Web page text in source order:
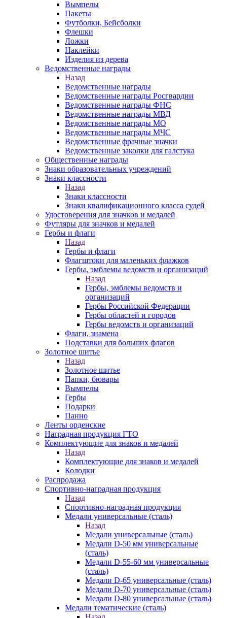
Вымпелы
Пакеты
Футболки, Бейсболки
Флешки
Ложки
Наклейки
Изделия из дерева
Ведомственные награды
Назад
Ведомственные награды
Ведомственные награды Росгвардии
Ведомственные награды ФНС
Ведомственные награды МВД
Ведомственные награды МО
Ведомственные награды МЧС
Ведомственные фрачные значки
Ведомственные заколки для галстука
Общественные награды
Знаки образовательных учреждений
Знаки классности
Назад
Знаки классности
Знаки квалификационного класса судей
Удостоверения для значков и медалей
Футляры для значков и медалей
Гербы и флаги
Назад
Гербы и флаги
Флагштоки для маленьких флажков
Гербы, эмблемы ведомств и организаций
Назад
Гербы, эмблемы ведомств и
организаций
Гербы Российской Федерации
Гербы областей и городов
Гербы ведомств и организаций
Флаги, знамена
Подставки для больших флагов
Золотное шитье
Назад
Золотное шитье
Папки, бювары
Вымпелы
Гербы
Подарки
Панно
Ленты орденские
Наградная продукция ГТО
Комплектующие для знаков и медалей
Назад
Комплектующие для знаков и медалей
Колодки
Распродажа
Спортивно-наградная продукция
Назад
Спортивно-наградная продукция
Медали универсальные (сталь)
Назад
Медали универсальные (сталь)
Медали D-50 мм универсальные
(сталь)
Медали D-55-60 мм универсальные
(сталь)
Медали D-65 универсальные (сталь)
Медали D-70 универсальные (сталь)
Медали D-80 универсальные (сталь)
Медали тематические (сталь)